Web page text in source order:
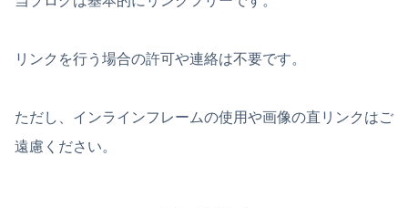
リンクを行う場合の許可や連絡は不要です。
ただし、インラインフレームの使用や画像の直リンクはご
遠慮ください。